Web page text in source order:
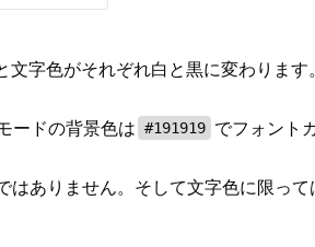
字色がそれぞれ白と黒に変わります。
ードの背景色は #191919 でフォント
ありません。そして文字色に限っ